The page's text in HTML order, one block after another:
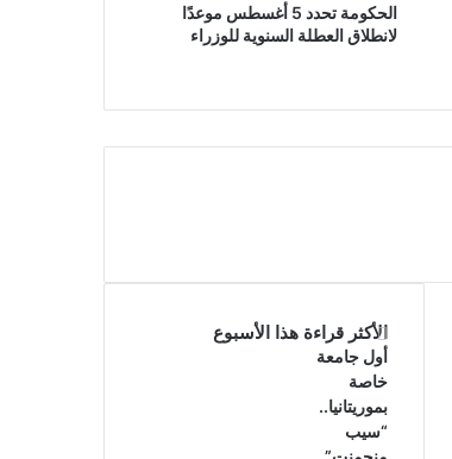
الحكومة تحدد 5 أغسطس موعدًا
لانطلاق العطلة السنوية للوزراء
الأكثر قراءة هذا الأسبوع
أول جامعة
خاصة
بموريتانيا..
“سيب